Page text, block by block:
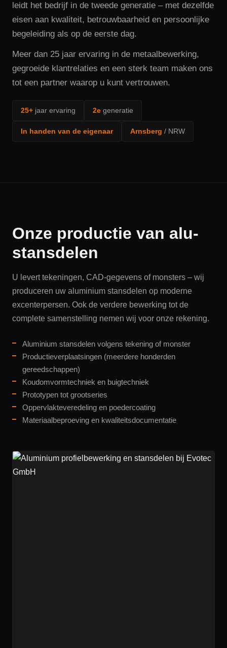
leidt het bedrijf in de tweede generatie – met dezelfde
eisen aan kwaliteit, betrouwbaarheid en persoonlijke
begeleiding als op de eerste dag.
Meer dan 25 jaar ervaring in de metaalbewerking,
gegroeide klantrelaties en een sterk team maken ons
tot een partner waarop u kunt vertrouwen.
25+ jaar ervaring 2e generatie
In handen van de eigenaar Arnsberg / NRW
Onze productie van alu-
stansdelen
U levert tekeningen, CAD-gegevens of monsters – wij
produceren uw aluminium stansdelen op moderne
excenterpersen. Ook de verdere bewerking tot de
complete samenstelling nemen wij voor onze rekening.
Aluminium stansdelen volgens tekening of monster
Productieverplaatsingen (meerdere honderden
gereedschappen)
Koudomvormtechniek en buigtechniek
Prototypen tot grootseries
Oppervlakteveredeling en poedercoating
Materiaalbeproeving en kwaliteitsdocumentatie